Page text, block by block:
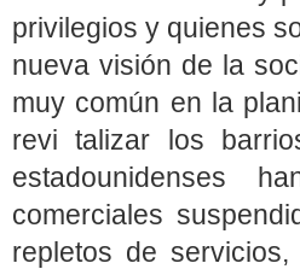
privilegios y quienes
nueva visión de la
muy común en la
revi talizar los
estadounidenses
comerciales
repletos de